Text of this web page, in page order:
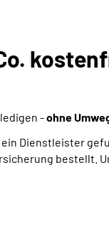
-ohne
Dienstleister
bestellt.